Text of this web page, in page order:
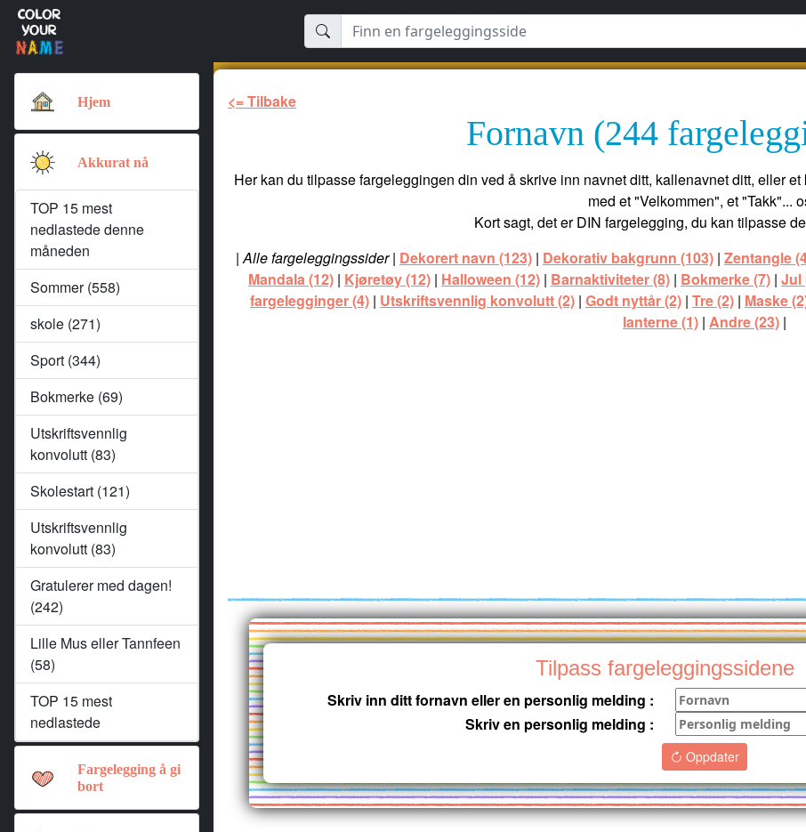
Hjem
Akkurat nå
TOP 15 mest
nedlastede denne
måneden
Sommer (558)
skole (271)
Sport (344)
Bokmerke (69)
Utskriftsvennlig
konvolutt (83)
Skolestart (121)
Utskriftsvennlig
konvolutt (83)
Gratulerer med dagen!
(242)
Lille Mus eller Tannfeen
(58)
TOP 15 mest
nedlastede
Fargelegging å gi
bort
<= Tilbake
Fornavn (244
Her kan du tilpasse fargeleggingen din ved å skrive inn navnet ditt, kallenavnet ditt, eller
med et "Velkommen", et "Takk"...
Kort sagt, det er DIN fargelegging, du kan tilpasse
|Alle fargeleggingssider| Dekorert navn (123) | Dekorativ bakgrunn (103) | Zentangle
Mandala (12) | Kjøretøy (12) | Halloween (12) | Barnaktiviteter (8) | Bokmerke (7) | Jul
fargelegginger (4) | Utskriftsvennlig konvolutt (2) | Godt nyttår (2) | Tre (2) | Maske
lanterne (1) | Andre (23) |
Tilpass fargeleggingssidene
Skriv inn ditt fornavn eller en personlig melding :
Skriv en personlig melding :
Oppdater